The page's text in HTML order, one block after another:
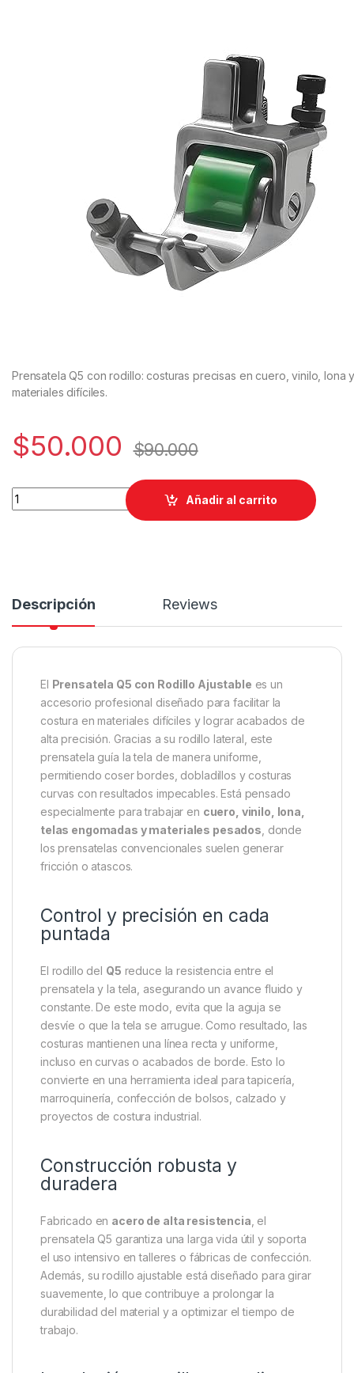
Prensatela Q5 con rodillo: costuras precisas en cuero, vinilo, lona
materiales difíciles.
$50.000 $90.000
Prensatela Q5 con Rodillo Ajustable – Acabados de Borde
Añadir al carrito
Descripción Reviews
El Prensatela Q5 con Rodillo Ajustable es un
accesorio profesional diseñado para facilitar la
costura en materiales difíciles y lograr acabados de
alta precisión. Gracias a su rodillo lateral, este
prensatela guía la tela de manera uniforme,
permitiendo coser bordes, dobladillos y costuras
curvas con resultados impecables. Está pensado
especialmente para trabajar en cuero, vinilo, lona,
telas engomadas y materiales pesados , donde
los prensatelas convencionales suelen generar
fricción o atascos.
Control y precisión en cada
puntada
El rodillo del Q5 reduce la resistencia entre el
prensatela y la tela, asegurando un avance fluido y
constante. De este modo, evita que la aguja se
desvíe o que la tela se arrugue. Como resultado, las
costuras mantienen una línea recta y uniforme,
incluso en curvas o acabados de borde. Esto lo
convierte en una herramienta ideal para tapicería,
marroquinería, confección de bolsos, calzado y
proyectos de costura industrial.
Construcción robusta y
duradera
Fabricado en acero de alta resistencia , el
prensatela Q5 garantiza una larga vida útil y soporta
el uso intensivo en talleres o fábricas de confección.
Además, su rodillo ajustable está diseñado para girar
suavemente, lo que contribuye a prolongar la
durabilidad del material y a optimizar el tiempo de
trabajo.